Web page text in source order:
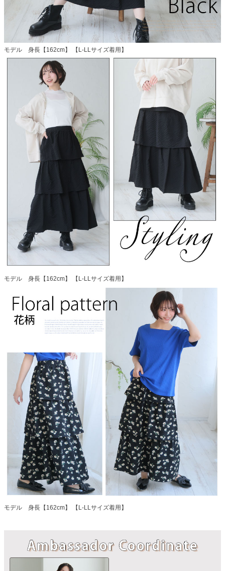
モデル 身長【162cm】 【L-LLサイズ着用】
モデル 身長【162cm】 【L-LLサイズ着用】
モデル 身長【162cm】 【L-LLサイズ着用】